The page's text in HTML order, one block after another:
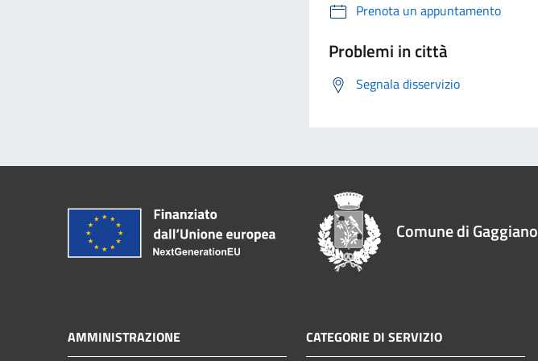
Prenota un appuntamento
Problemi in città
Segnala disservizio
Comune di Gaggiano
AMMINISTRAZIONE CATEGORIE DI SERVIZIO